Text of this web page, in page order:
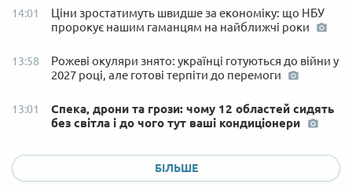
14:01
Ціни зростатимуть швидше за економіку: що НБУ
пророкує нашим гаманцям на найближчі роки
13:58
Рожеві окуляри знято: українці готуються до війни у
2027 році, але готові терпіти до перемоги
13:01
Спека, дрони та грози: чому 12 областей сидять
без світла і до чого тут ваші кондиціонери
БІЛЬШЕ